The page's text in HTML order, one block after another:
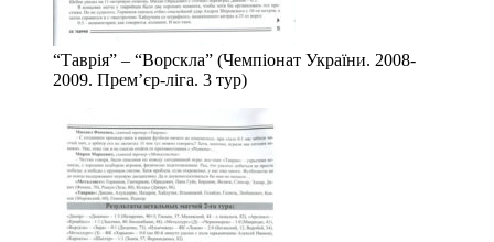
“Таврія” – “Ворскла” (Чемпіонат України. 2008-
2009. Прем’єр-ліга. 3 тур)